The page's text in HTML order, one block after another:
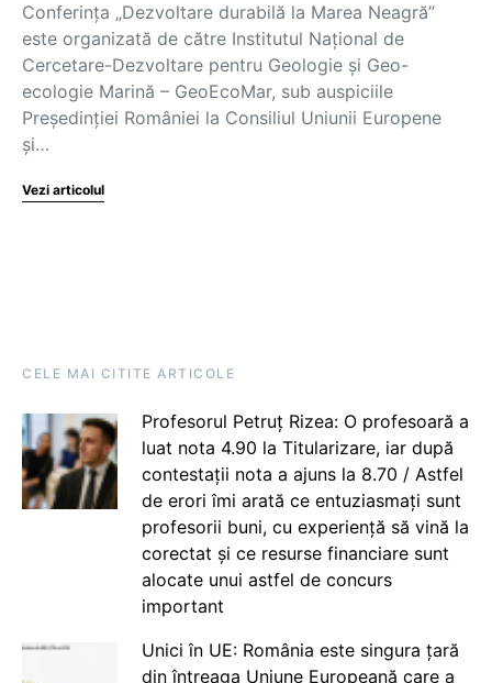
Conferința „Dezvoltare durabilă la Marea Neagră”
este organizată de către Institutul Național de
Cercetare-Dezvoltare pentru Geologie și Geo-
ecologie Marină – GeoEcoMar, sub auspiciile
Președinției României la Consiliul Uniunii Europene
și…
Vezi articolul
CELE MAI CITITE ARTICOLE
Profesorul Petruț Rizea: O profesoară a
luat nota 4.90 la Titularizare, iar după
contestații nota a ajuns la 8.70 / Astfel
de erori îmi arată ce entuziasmați sunt
profesorii buni, cu experiență să vină la
corectat și ce resurse financiare sunt
alocate unui astfel de concurs
important
Unici în UE: România este singura țară
din întreaga Uniune Europeană care a